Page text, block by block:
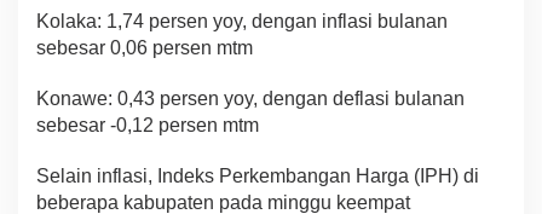
Kolaka: 1,74 persen yoy, dengan inflasi bulanan
sebesar 0,06 persen mtm
Konawe: 0,43 persen yoy, dengan deflasi bulanan
sebesar -0,12 persen mtm
Selain inflasi, Indeks Perkembangan Harga (IPH) di
beberapa kabupaten pada minggu keempat